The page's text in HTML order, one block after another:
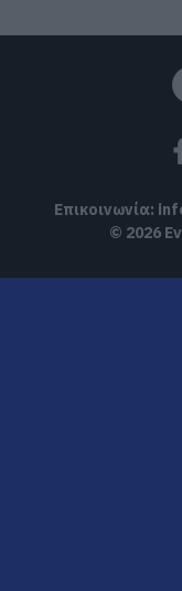
Επικοινωνία:
© 2026